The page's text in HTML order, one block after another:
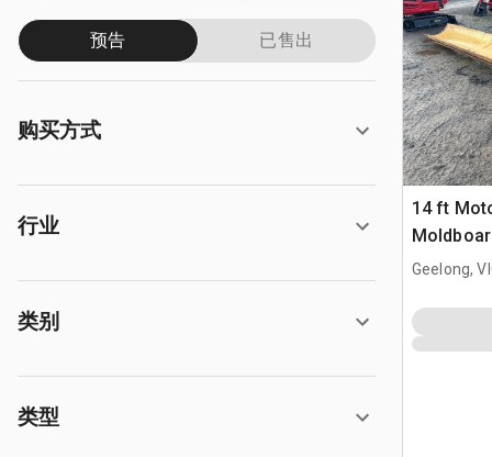
预告 已售出
购买方式
行业
类别
类型
14 ft
Geelong,